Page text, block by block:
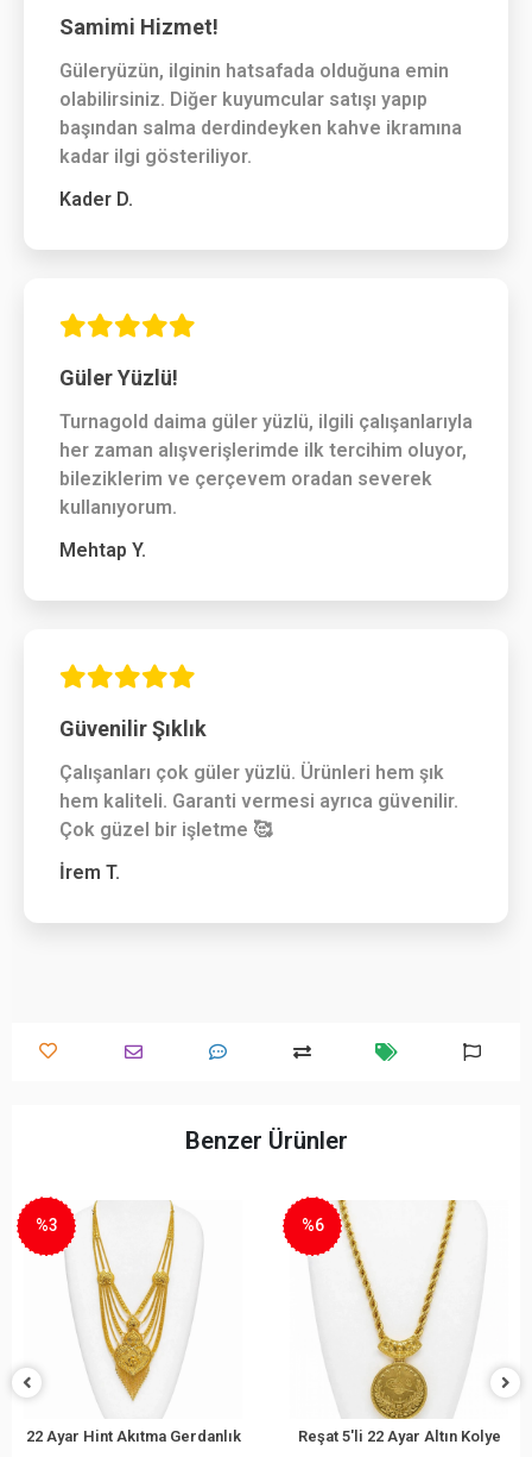
Samimi Hizmet!
Güleryüzün, ilginin hatsafada olduğuna emin
olabilirsiniz. Diğer kuyumcular satışı yapıp
başından salma derdindeyken kahve ikramına
kadar ilgi gösteriliyor.
Kader D.
Güler Yüzlü!
Turnagold daima güler yüzlü, ilgili çalışanlarıyla
her zaman alışverişlerimde ilk tercihim oluyor,
bileziklerim ve çerçevem oradan severek
kullanıyorum.
Mehtap Y.
Güvenilir Şıklık
Çalışanları çok güler yüzlü. Ürünleri hem şık
hem kaliteli. Garanti vermesi ayrıca güvenilir.
Çok güzel bir işletme 🥰
İrem T.
Benzer Ürünler
Ekle
Gerdanlık
Sepete Ekle
Reşat 5'li 22 Ayar Altın Kolye
%6
Örgü Model 22